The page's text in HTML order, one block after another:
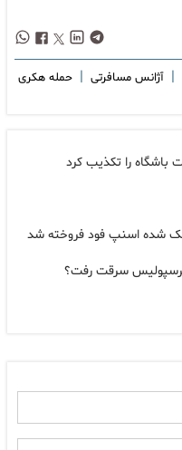
| آژانس مسافرتی | حمله هکری
را تکذیب کرد
سرقت رفت؟